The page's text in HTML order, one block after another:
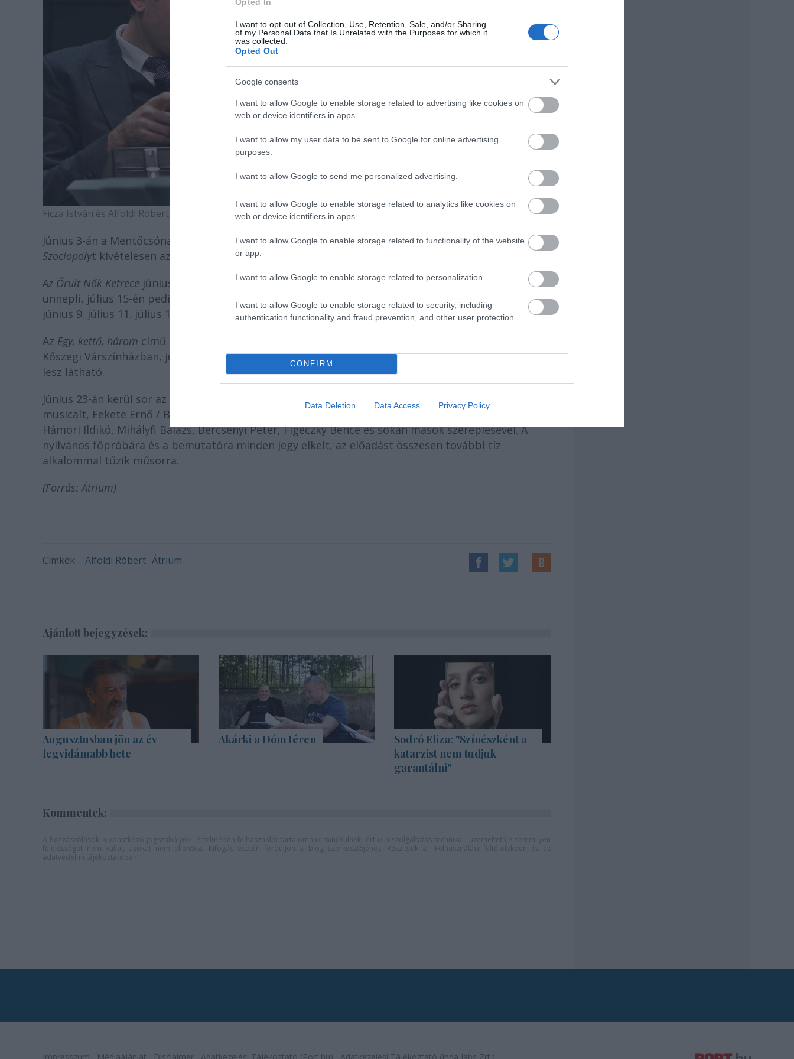
I want to opt-out of Collection, Use, Retention, Sale, and/or Sharing
of my Personal Data that Is Unrelated with the Purposes for which it
was collected.
Opted Out
Google consents
I want to allow Google to enable storage related to advertising like cookies on
web or device identifiers in apps.
I want to allow my user data to be sent to Google for online advertising
purposes.
I want to allow Google to send me personalized advertising.
I want to allow Google to enable storage related to analytics like cookies on
web or device identifiers in apps.
I want to allow Google to enable storage related to functionality of the website
or app.
I want to allow Google to enable storage related to personalization.
I want to allow Google to enable storage related to security, including
authentication functionality and fraud prevention, and other user protection.
CONFIRM
Data Deletion Data Access Privacy Policy
Ficza István és Alföldi Róbert az Igenis, miniszerelnök úr!előadásában (forrás: Átrium)
Június 3-án a Mentőcsónak Egység és a GYERE Gyerekesély Egyesület interaktív társasjátékát, a
Szociopolyt kivételesen az Átrium színpadán játszhatják az érdeklődők.
Az Őrült Nők Ketrece június 5-én a 200. előadásához ér, július 12-én a negyedik születésnapját
ünnepli, július 15-én pedig az Átrium ezzel az előadással zárjuk az évadot. A további előadások:
június 9. július 11. július 13. július 14.
Az Egy, kettő, három című előadásuk nyáron két szabadtéri meghívásnak tesz eleget: június 16-án a
Kőszegi Várszínházban, június 25-én és 26-án pedig a debreceni Nagyerdei Szabadtéri Színpadon
lesz látható.
Június 23-án kerül sor az évad utolsó bemutatójára:Alföldi Róbert állítja színpadra a Chicago
musicalt, Fekete Ernő / Brasch Bence, Parti Nóra, Sodró Eliza, Hernádi Judit / Csarnóy Zsuzsanna,
Hámori Ildikó, Mihályfi Balázs, Bercsényi Péter, Figeczky Bence és sokan mások szereplésével. A
nyilvános főpróbára és a bemutatóra minden jegy elkelt, az előadást összesen további tíz
alkalommal tűzik műsorra.
(Forrás: Átrium)
Címkék: Alföldi Róbert Átrium
Ajánlott bejegyzések:
Augusztusban jön az év
legvidámabb hete
Akárki a Dóm téren
Sodró Eliza: "Színészként a
katarzist nem tudjuk
garantálni"
Kommentek: